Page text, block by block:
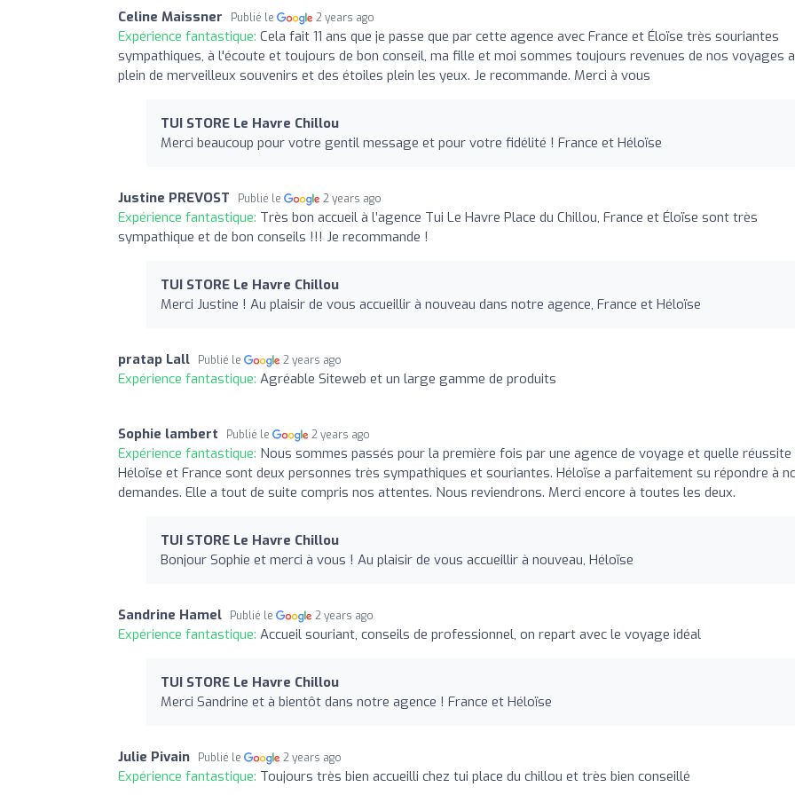
Celine Maissner Publié le 2 years ago
Expérience fantastique: Cela fait 11 ans que je passe que par cette agence avec France et Éloïse très souriantes
sympathiques, à l'écoute et toujours de bon conseil, ma fille et moi sommes toujours revenues de nos voyages
plein de merveilleux souvenirs et des étoiles plein les yeux. Je recommande. Merci à vous
TUI STORE Le Havre Chillou
Merci beaucoup pour votre gentil message et pour votre fidélité ! France et Héloïse
Justine PREVOST Publié le 2 years ago
Expérience fantastique: Très bon accueil à l’agence Tui Le Havre Place du Chillou, France et Éloïse sont très
sympathique et de bon conseils !!! Je recommande !
TUI STORE Le Havre Chillou
Merci Justine ! Au plaisir de vous accueillir à nouveau dans notre agence, France et Héloïse
pratap Lall Publié le 2 years ago
Expérience fantastique: Agréable Siteweb et un large gamme de produits
Sophie lambert Publié le 2 years ago
Expérience fantastique: Nous sommes passés pour la première fois par une agence de voyage et quelle
Héloïse et France sont deux personnes très sympathiques et souriantes. Héloïse a parfaitement su répondre à
demandes. Elle a tout de suite compris nos attentes. Nous reviendrons. Merci encore à toutes les deux.
TUI STORE Le Havre Chillou
Bonjour Sophie et merci à vous ! Au plaisir de vous accueillir à nouveau, Héloïse
Sandrine Hamel Publié le 2 years ago
Expérience fantastique: Accueil souriant, conseils de professionnel, on repart avec le voyage idéal
TUI STORE Le Havre Chillou
Merci Sandrine et à bientôt dans notre agence ! France et Héloïse
Julie Pivain Publié le 2 years ago
Expérience fantastique: Toujours très bien accueilli chez tui place du chillou et très bien conseillé